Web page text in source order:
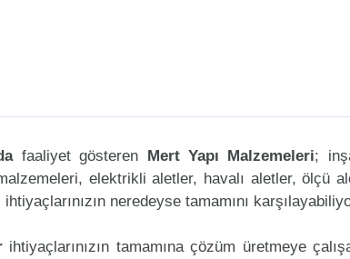
faaliyet gösteren Mert Yapı Malzemeleri;
elektrikli aletler, havalı aletler, ölçü
neredeyse tamamını
ihtiyaçlarınızın tamamına çözüm üretmeye